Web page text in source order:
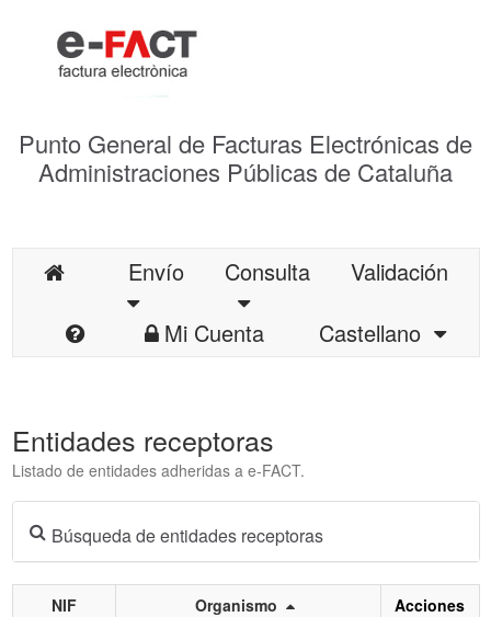
Punto General de Facturas Electrónicas de
Administraciones Públicas de Cataluña
Envío Consulta
Validación
Mi Cuenta
Castellano
Entidades receptoras
Listado de entidades adheridas a e-FACT.
Búsqueda de entidades receptoras
NIF Organismo
Acciones